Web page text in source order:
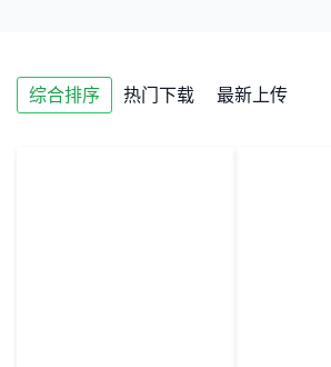
综合排序 热门下载 最新上传